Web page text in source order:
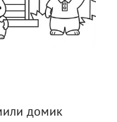
домик